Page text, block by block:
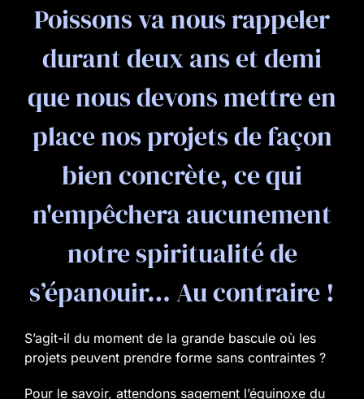
Poissons va nous rappeler
durant deux ans et demi
que nous devons mettre en
place nos projets de façon
bien concrète, ce qui
n'empêchera aucunement
notre spiritualité de
s’épanouir… Au contraire !
S’agit-il du moment de la grande bascule où les
projets peuvent prendre forme sans contraintes ?
Pour le savoir, attendons sagement l’équinoxe du